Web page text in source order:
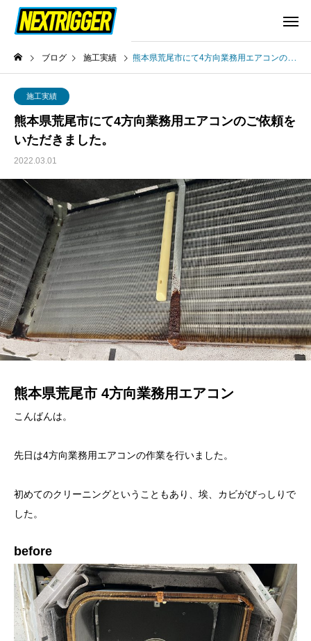
ブログ 施工実績 熊本県荒尾市にて4方向業務用エアコンのご依頼をいただきました。
施工実績
熊本県荒尾市にて4方向業務用エアコンのご依頼を
いただきました。
2022.03.01
熊本県荒尾市 4方向業務用エアコン
こんばんは。
先日は4方向業務用エアコンの作業を行いました。
初めてのクリーニングということもあり、埃、カビがびっしりで
した。
before